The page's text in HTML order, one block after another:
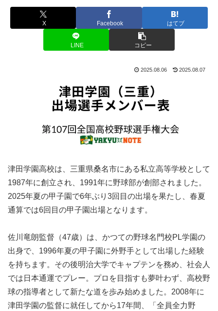
X Facebook はてブ
LINE コピー
2025.08.06 2025.08.07
津田学園高校は、三重県桑名市にある私立高等学校として
1987年に創立され、1991年に野球部が創部されました。
2025年夏の甲子園で6年ぶり3回目の出場を果たし、春夏
通算では6回目の甲子園出場となります。
佐川竜朗監督（47歳）は、かつての野球名門校PL学園の
出身で、1996年夏の甲子園に外野手として出場した経験
を持ちます。その後明治大学でキャプテンを務め、社会人
では日本通運でプレー。プロを目指すも夢叶わず、高校野
球の指導者として新たな道を歩み始めました。2008年に
津田学園の監督に就任してから17年間、「全員全力野